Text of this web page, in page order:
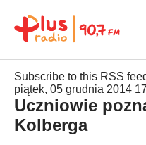
Subscribe to this RSS
piątek, 05 grudnia 2014
Uczniowie
Kolberga